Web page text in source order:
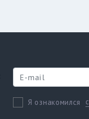
Я ознакомился